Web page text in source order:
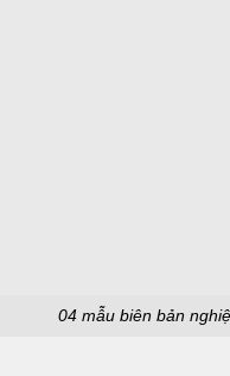
04 mẫu biên bản